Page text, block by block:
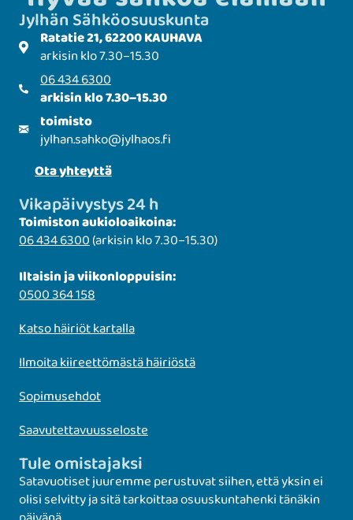
Jylhän Sähkö­­osuuskunta
Ratatie 21, 62200 KAUHAVA
arkisin klo 7.30–15.30
06 434 6300
arkisin klo 7.30–15.30
toimisto
jylhan.sahko@jylhaos.fi
Ota yhteyttä
Vikapäivystys 24 h
Toimiston aukioloaikoina:
06 434 6300(arkisin klo 7.30–15.30)
Iltaisin ja viikonloppuisin:
0500 364 158
Katso häiriöt kartalla
Ilmoita kiireettömästä häiriöstä
Sopimusehdot
Saavutettavuusseloste
Tule omistajaksi
Satavuotiset juuremme perustuvat siihen, että yksin ei
olisi selvitty ja sitä tarkoittaa osuuskuntahenki tänäkin